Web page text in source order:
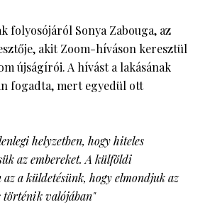
folyosójáról Sonya Zabouga, az
akit Zoom-híváson keresztül
újságírói. A hívást a lakásának
fogadta, mert egyedül ott
helyzetben, hogy hiteles
az embereket. A külföldi
a küldetésünk, hogy elmondjuk az
történik valójában"